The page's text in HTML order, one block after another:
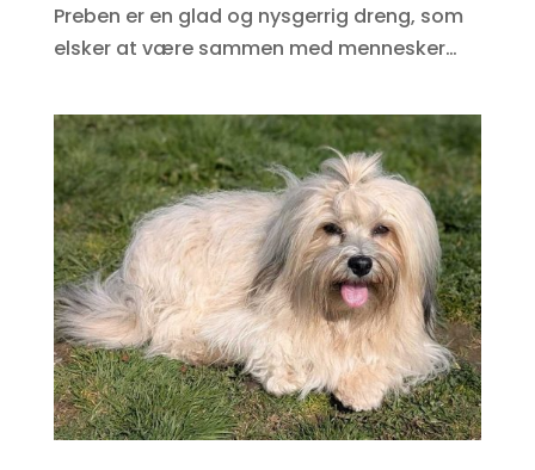
Preben er en glad og nysgerrig dreng, som
elsker at være sammen med mennesker…